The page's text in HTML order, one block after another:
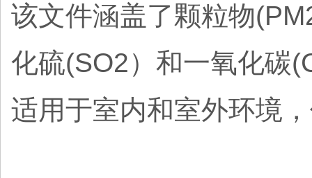
该文件涵盖了颗粒物
化硫(SO2）和一氧化碳
适用于室内和室外环境